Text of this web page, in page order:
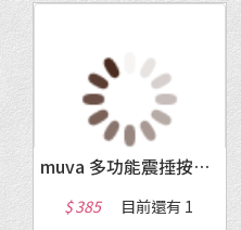
muva 多功能震捶按摩棒
$ 385 目前還有 1